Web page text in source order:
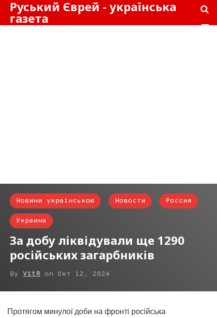
Руський Єврей - українська
газета
Новини українською Новости Россия
Украина
За добу ліквідували ще 1290
російських загарбників
By VitR on Окт 12, 2024
Протягом минулої доби на фронті російська